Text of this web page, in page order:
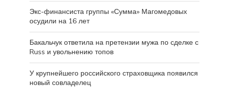
Экс-финансиста группы «Сумма» Магомедовых
осудили на 16 лет
Бакальчук ответила на претензии мужа по сделке с
Russ и увольнению топов
У крупнейшего российского страховщика появился
новый совладелец